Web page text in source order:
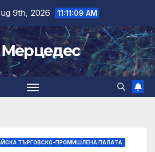
9th, 2026 11:11:10 AM
Мерцедес
ТЪРГОВСКО-ПРОМИШЛЕНА ПАЛAТА